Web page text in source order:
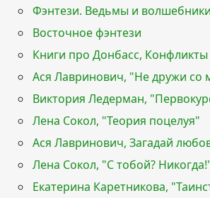
Фэнтези. Ведьмы и волшебники
Восточное фэнтези
Книги про Донбасс,
Ася Лавринович, "Не дружи со
Виктория Ледерман,
Лена Сокол, "Теория поцелуя"
Ася Лавринович, Загадай
Лена Сокол, "С тобой?
Екатерина Каретникова,